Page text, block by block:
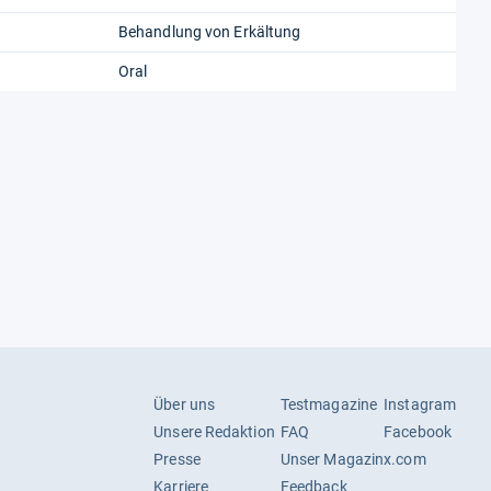
Behandlung von Erkältung
Oral
Über uns
Unsere Redaktion
Presse
Karriere
Testmagazine
FAQ
Unser Magazin
Feedback
Instagram
Facebook
x.com